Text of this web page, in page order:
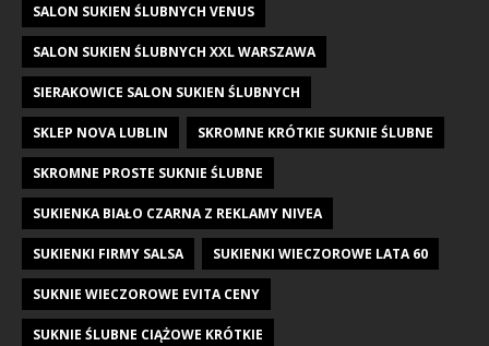
SALON SUKIEN ŚLUBNYCH VENUS
SALON SUKIEN ŚLUBNYCH XXL WARSZAWA
SIERAKOWICE SALON SUKIEN ŚLUBNYCH
SKLEP NOVA LUBLIN SKROMNE KRÓTKIE SUKNIE ŚLUBNE
SKROMNE PROSTE SUKNIE ŚLUBNE
SUKIENKA BIAŁO CZARNA Z REKLAMY NIVEA
SUKIENKI FIRMY SALSA SUKIENKI WIECZOROWE LATA 60
SUKNIE WIECZOROWE EVITA CENY
SUKNIE ŚLUBNE CIĄŻOWE KRÓTKIE